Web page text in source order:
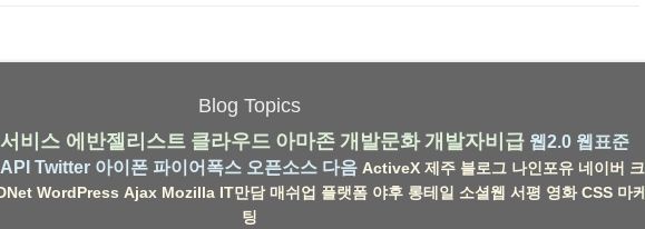
Blog Topics
비스 에반젤리스트 클라우드 아마존 개발문화 개발자비급 웹2.0 웹표준
Twitter 아이폰 파이어폭스 오픈소스 다음 ActiveX 제주 블로그 나인포유 네이버 크
WordPress Ajax Mozilla IT만담 매쉬업 플랫폼 야후 롱테일 소셜웹 서평 영화 CSS 마케
팅